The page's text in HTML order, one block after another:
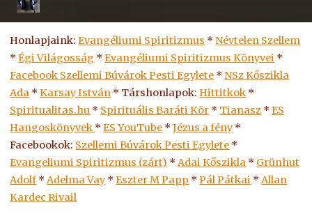
Honlapjaink:Evangéliumi Spiritizmus * Névtelen Szellem
*Égi Világosság *Evangéliumi Spiritizmus Könyvei *
Facebook Szellemi Búvárok Pesti Egylete * NSz Kőszikla
Ada *Karsay István * Társhonlapok:Hittitkok *
Spiritualitas.hu * Spirituális Baráti Kör * Tianasz *ES
Hangoskönyvek *ESYouTube *Jézus a fény *
Facebookok: Szellemi Búvárok Pesti Egylete *
Evangeliumi Spiritizmus (zárt) *Adai Kőszikla * Grünhut
Adolf *Adelma Vay *Eszter M Papp *Pál Pátkai *Allan
Kardec Rivail